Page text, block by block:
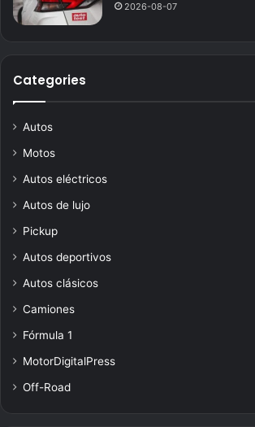
2026-08-07
Categories
Autos
Motos
Autos eléctricos
Autos de lujo
Pickup
Autos deportivos
Autos clásicos
Camiones
Fórmula 1
MotorDigitalPress
Off-Road